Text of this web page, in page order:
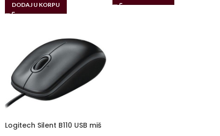
DODAJ U KORPU
Logitech Silent B110 USB miš